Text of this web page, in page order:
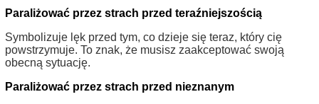
Paraliżować przez strach przed teraźniejszością
Symbolizuje lęk przed tym, co dzieje się teraz, który cię
powstrzymuje. To znak, że musisz zaakceptować swoją
obecną sytuację.
Paraliżować przez strach przed nieznanym